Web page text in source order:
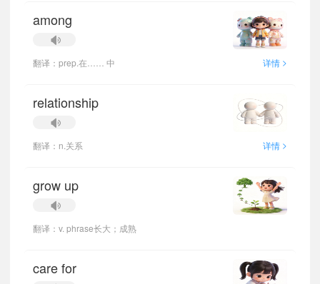
among
翻译：prep.在…… 中 详情 >
relationship
翻译：n.关系 详情 >
grow up
翻译：v. phrase长大；成熟
care for